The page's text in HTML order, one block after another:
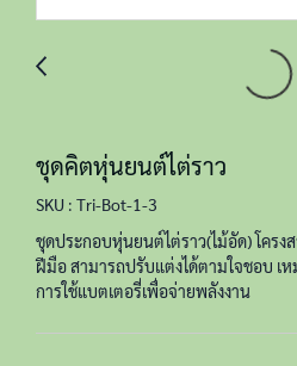
ชุดคิตหุ่นยนต์ไต่ราว
SKU : Tri-Bot-1-3
ชุดประกอบหุ่นยนต์ไต่ราว(ไม้อัด) โครง
ฝีมือ สามารถปรับแต่งได้ตามใจชอบ เ
การใช้แบตเตอรี่เพื่อจ่ายพลังงาน